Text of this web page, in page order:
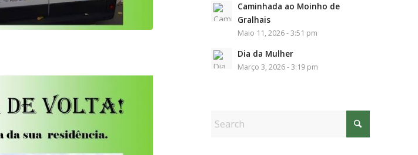
Caminhada ao Moinho de
Gralhais
Maio 11, 2026 - 3:51 pm
Dia da Mulher
Março 3, 2026 - 3:19 pm